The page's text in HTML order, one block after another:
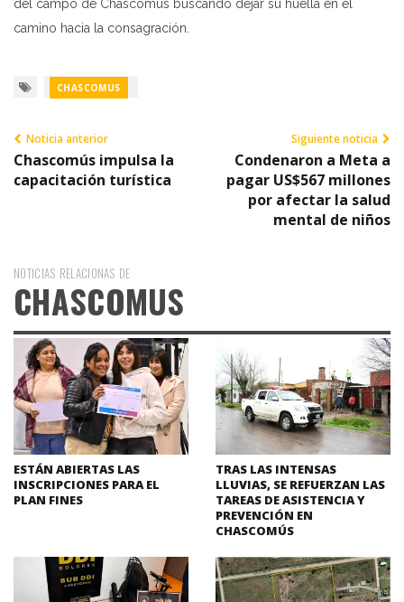
del campo de Chascomús buscando dejar su huella en el
camino hacia la consagración.
CHASCOMUS
Noticia anterior
Chascomús impulsa la
capacitación turística
Siguiente noticia
Condenaron a Meta a
pagar US$567 millones
por afectar la salud
mental de niños
NOTICIAS RELACIONAS DE
CHASCOMUS
ESTÁN ABIERTAS LAS
INSCRIPCIONES PARA EL
PLAN FINES
TRAS LAS INTENSAS
LLUVIAS, SE REFUERZAN LAS
TAREAS DE ASISTENCIA Y
PREVENCIÓN EN
CHASCOMÚS